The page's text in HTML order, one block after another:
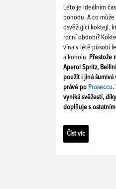
Léto je ideálním
pohodu. A co
osvěžující koktejl,
roční období?
vína v létě působí
alkoholu. Přestože
Aperol Spritz,
použít i jiná šumivá
právě po Proseccu.
vyniká svěžestí,
doplňuje s
Číst víc